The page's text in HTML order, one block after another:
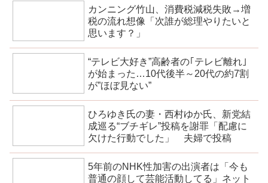
カンニング竹山、消費税減税失敗→増
税の流れ想像「次誰が総理やりたいと
思います？」
“テレビ大好き”高齢者の｢テレビ離れ｣
が始まった…10代後半～20代の約7割
が”ほぼ見ない”
ひろゆき氏の妻・西村ゆか氏、新党結
成巡る“ブチギレ”投稿を謝罪「配慮に
欠けた行動でした」 夫婦で投稿
5年前のNHK性加害の出演者は「今も
普通の顔して芸能活動してる」ネット